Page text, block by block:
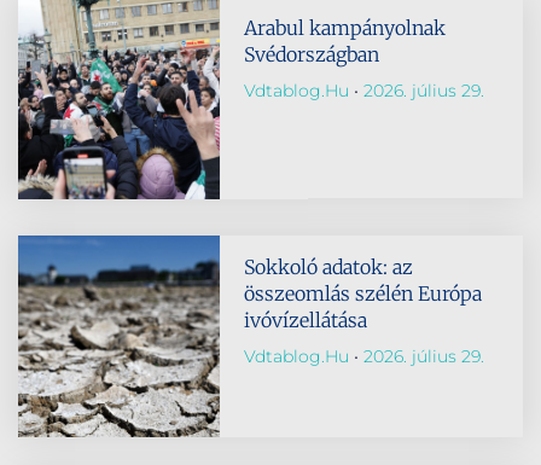
Arabul kampányolnak
Svédországban
Vdtablog.hu 2026. július 29.
Sokkoló adatok: az
összeomlás szélén Európa
ivóvízellátása
Vdtablog.hu 2026. július 29.